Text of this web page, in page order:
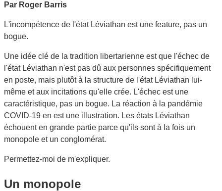
Par Roger Barris
L'incompétence de l'état Léviathan est une feature, pas un
bogue.
Une idée clé de la tradition libertarienne est que l'échec de
l'état Léviathan n'est pas dû aux personnes spécifiquement
en poste, mais plutôt à la structure de l'état Léviathan lui-
même et aux incitations qu'elle crée. L'échec est une
caractéristique, pas un bogue. La réaction à la pandémie
COVID-19 en est une illustration. Les états Léviathan
échouent en grande partie parce qu'ils sont à la fois un
monopole et un conglomérat.
Permettez-moi de m'expliquer.
Un monopole